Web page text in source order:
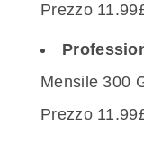
Prezzo
Mensile 300
Prezzo